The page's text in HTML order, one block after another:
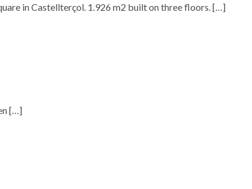
in Castellterçol. 1.926 m2 built on three floors. […]
[…]